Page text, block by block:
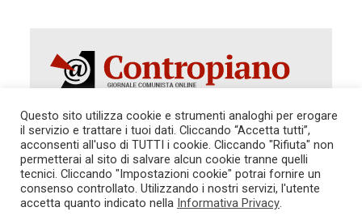
Autorizzazione del Tribunale di Roma 286 del 31
dicembre 2014. Direttore Responsabile: Sergio
Cararo. Indirizzo: V.Casalbruciato 27- sc. B - 00159
Roma -
Tel. 06.640.122.19 -redazione@contropiano.org
Questo sito utilizza cookie e strumenti analoghi per erogare
il servizio e trattare i tuoi dati. Cliccando “Accetta tutti”,
acconsenti all'uso di TUTTI i cookie. Cliccando "Rifiuta" non
permetterai al sito di salvare alcun cookie tranne quelli
tecnici. Cliccando "Impostazioni cookie" potrai fornire un
consenso controllato. Utilizzando i nostri servizi, l'utente
accetta quanto indicato nella Informativa Privacy.